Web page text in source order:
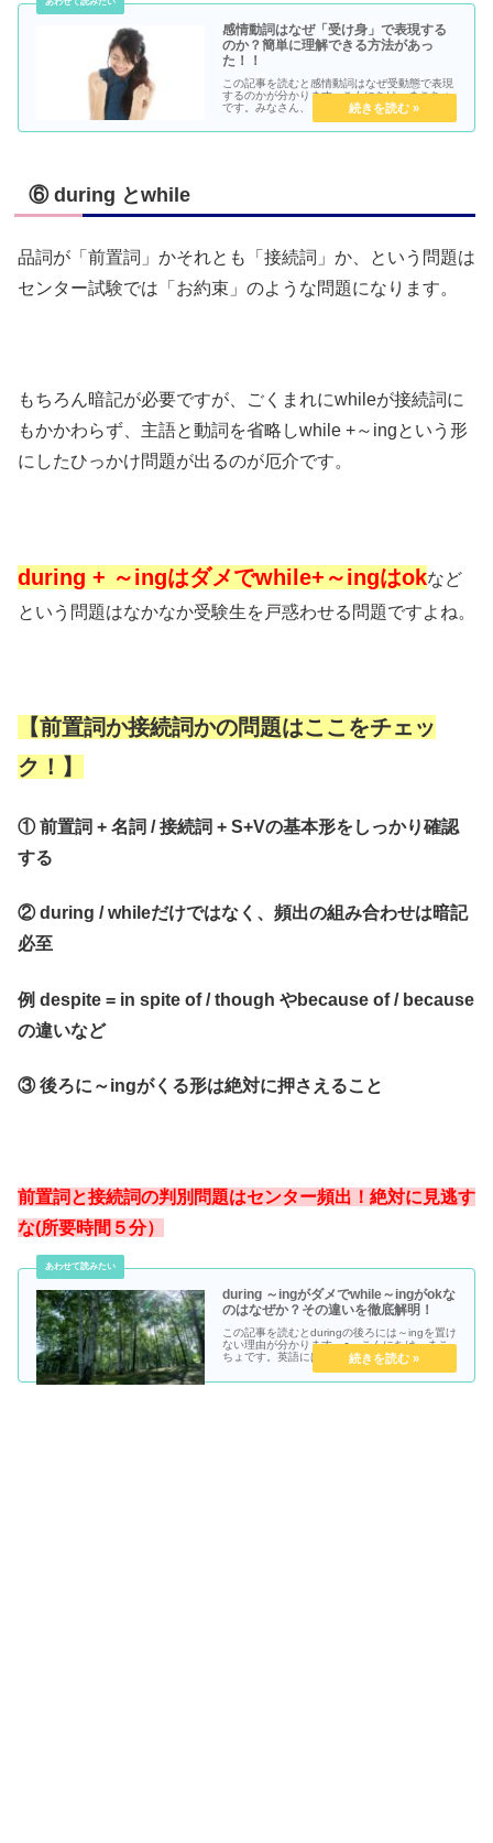
感情動詞はなぜ「受け身」で表現する
のか？簡単に理解できる方法があっ
た！！
この記事を読むと感情動詞はなぜ受動態で表現
するのかが分かります● こんにちは、まこちょ
です。みなさん、「感情動詞」って知ってます
か？例えば「驚く」「喜ぶ」「悲しむ」など、
要するに「気持ち」を表現する動詞ですね。主
⑥ during とwhile
品詞が「前置詞」かそれとも「接続詞」か、という問題は
センター試験では「お約束」のような問題になります。
もちろん暗記が必要ですが、ごくまれにwhileが接続詞に
もかかわらず、主語と動詞を省略しwhile +～ingという形
にしたひっかけ問題が出るのが厄介です。
during + ～ingはダメでwhile+～ingはokなど
という問題はなかなか受験生を戸惑わせる問題ですよね。
【前置詞か接続詞かの問題はここをチェッ
ク！】
① 前置詞 + 名詞 / 接続詞 + S+Vの基本形をしっかり確認
する
② during / whileだけではなく、頻出の組み合わせは暗記
必至
例 despite = in spite of / though やbecause of / because
の違いなど
③ 後ろに～ingがくる形は絶対に押さえること
前置詞と接続詞の判別問題はセンター頻出！絶対に見逃す
な(所要時間５分）
during ～ingがダメでwhile～ingがokな
のはなぜか？その違いを徹底解明！
この記事を読むとduringの後ろには～ingを置け
ない理由が分かります。● こんにちは、まこ
ちょです。英語にはよく書き換え問題などがあ
りますが、その中にもwhileとduringを使った書
き換えは超有名問題です。例えばWhile I wa...